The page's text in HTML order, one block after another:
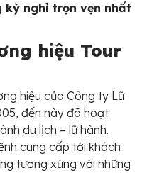
kỳ nghỉ trọn vẹn nhất
hiệu Tour
hiệu của Công ty Lữ
đến này đã hoạt
du lịch – lữ hành.
cung cấp tới khách
tương xứng với những